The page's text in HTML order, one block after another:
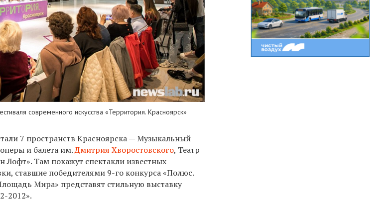
современного искусства «Территория. Красноярск»
7 пространств Красноярска — Музыкальный
и балета им.Дмитрия Хворостовского, Театр
Там покажут спектакли известных
ставшие победителями 9-го конкурса «Полюс.
Мира» представят стильную выставку
2012».